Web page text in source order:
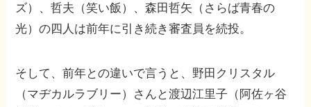
ズ）、哲夫（笑い飯）、森田哲矢（さらば青春の
光）の四人は前年に引き続き審査員を続投。
そして、前年との違いで言うと、野田クリスタル
（マヂカルラブリー）さんと渡辺江里子（阿佐ヶ谷